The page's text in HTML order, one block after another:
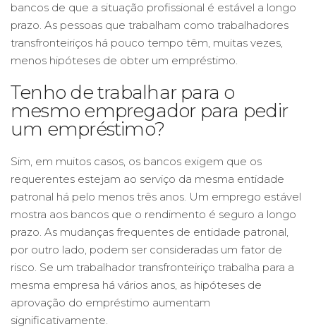
bancos de que a situação profissional é estável a longo
prazo. As pessoas que trabalham como trabalhadores
transfronteiriços há pouco tempo têm, muitas vezes,
menos hipóteses de obter um empréstimo.
Tenho de trabalhar para o
mesmo empregador para pedir
um empréstimo?
Sim, em muitos casos, os bancos exigem que os
requerentes estejam ao serviço da mesma entidade
patronal há pelo menos três anos. Um emprego estável
mostra aos bancos que o rendimento é seguro a longo
prazo. As mudanças frequentes de entidade patronal,
por outro lado, podem ser consideradas um fator de
risco. Se um trabalhador transfronteiriço trabalha para a
mesma empresa há vários anos, as hipóteses de
aprovação do empréstimo aumentam
significativamente.